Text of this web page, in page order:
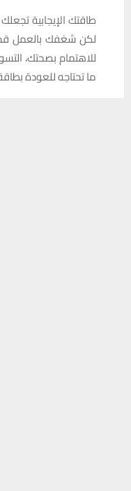
طاقتك الإيجابية
لكن شغفك بالعمل
للاهتمام بصحتك،
ما تحتاجه للعودة